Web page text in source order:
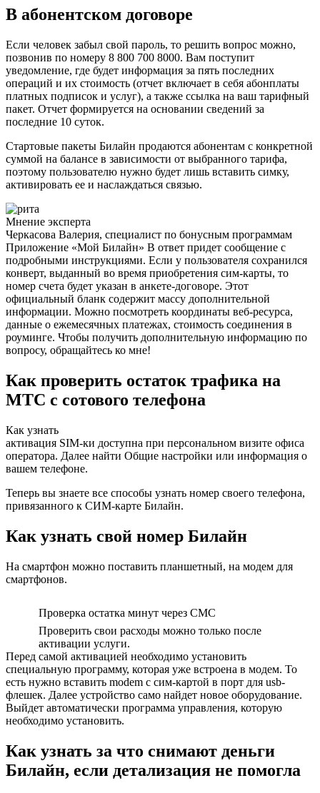
В абонентском договоре
Если человек забыл свой пароль, то решить вопрос можно,
позвонив по номеру 8 800 700 8000. Вам поступит
уведомление, где будет информация за пять последних
операций и их стоимость (отчет включает в себя абонплаты
платных подписок и услуг), а также ссылка на ваш тарифный
пакет. Отчет формируется на основании сведений за
последние 10 суток.
Стартовые пакеты Билайн продаются абонентам с конкретной
суммой на балансе в зависимости от выбранного тарифа,
поэтому пользователю нужно будет лишь вставить симку,
активировать ее и наслаждаться связью.
Мнение эксперта
Черкасова Валерия, специалист по бонусным программам
Приложение «Мой Билайн» В ответ придет сообщение с
подробными инструкциями. Если у пользователя сохранился
конверт, выданный во время приобретения сим-карты, то
номер счета будет указан в анкете-договоре. Этот
официальный бланк содержит массу дополнительной
информации. Можно посмотреть координаты веб-ресурса,
данные о ежемесячных платежах, стоимость соединения в
роуминге. Чтобы получить дополнительную информацию по
вопросу, обращайтесь ко мне!
Как проверить остаток трафика на
МТС с сотового телефона
Как узнать
активация SIM-ки доступна при персональном визите офиса
оператора. Далее найти Общие настройки или информация о
вашем телефоне.
Теперь вы знаете все способы узнать номер своего телефона,
привязанного к СИМ-карте Билайн.
Как узнать свой номер Билайн
На смартфон можно поставить планшетный, на модем для
смартфонов.
Проверка остатка минут через СМС
Проверить свои расходы можно только после
активации услуги.
Перед самой активацией необходимо установить
специальную программу, которая уже встроена в модем. То
есть нужно вставить modem с сим-картой в порт для usb-
флешек. Далее устройство само найдет новое оборудование.
Выйдет автоматически программа управления, которую
необходимо установить.
Как узнать за что снимают деньги
Билайн, если детализация не помогла